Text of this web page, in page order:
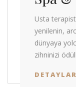
Usta
yenilenin,
dünyaya
zihninizi
DETAYLAR